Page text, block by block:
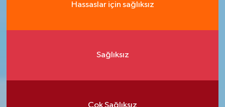
Hassaslar için sağlıksız
Sağlıksız